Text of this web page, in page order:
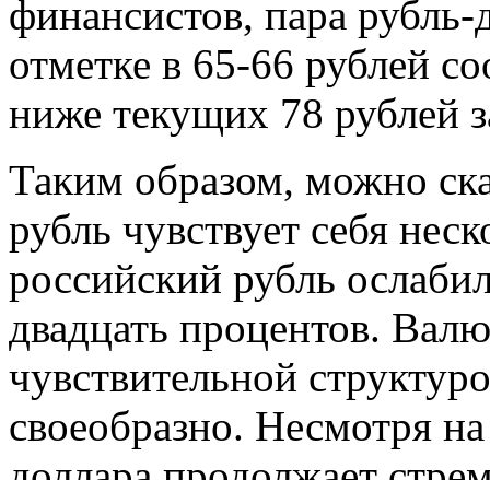
финансистов, пара рубль-
отметке в 65-66 рублей
ниже текущих 78 рублей
Таким образом, можно
рубль чувствует себя
российский рубль
двадцать процентов.
чувствительной
своеобразно. Несмотря